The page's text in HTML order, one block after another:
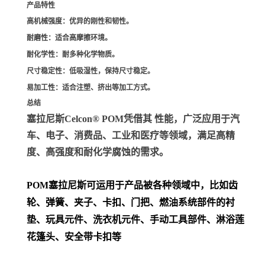
产品特性
高机械强度：优异的刚性和韧性。
耐磨性：适合高摩擦环境。
耐化学性：耐多种化学物质。
尺寸稳定性：低吸湿性，保持尺寸稳定。
易加工性：适合注塑、挤出等加工方式。
总结
塞拉尼斯Celcon® POM凭借其 性能，广泛应用于汽
车、电子、消费品、工业和医疗等领域，满足高精
度、高强度和耐化学腐蚀的需求。
POM塞拉尼斯可运用于产品被各种领域中，比如齿
轮、弹簧、夹子、卡扣、门把、 燃油系统部件的衬
垫、玩具元件、洗衣机元件、手动工具部件、淋浴莲
花篷头、安全带卡扣等